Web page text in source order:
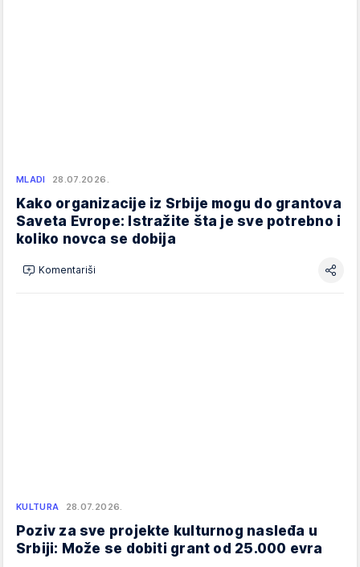
MLADI 28.07.2026.
Kako organizacije iz Srbije mogu do grantova
Saveta Evrope: Istražite šta je sve potrebno i
koliko novca se dobija
Komentariši
KULTURA 28.07.2026.
Poziv za sve projekte kulturnog nasleđa u
Srbiji: Može se dobiti grant od 25.000 evra